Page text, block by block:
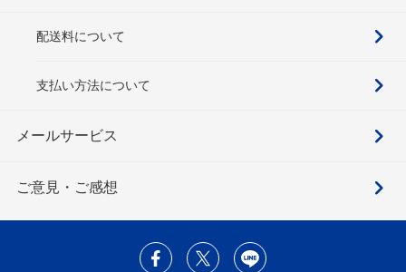
配送料について
支払い方法について
メールサービス
ご意見・ご感想